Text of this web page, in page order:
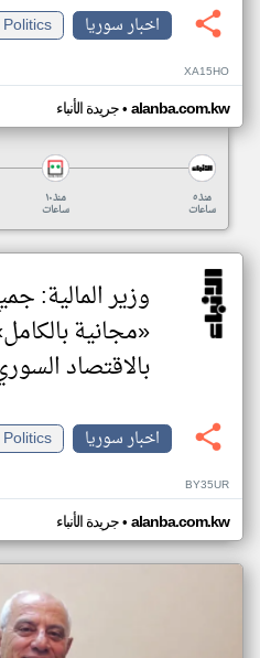
اخبار سوريا
Politics
XA15HO
جريدة الأنباء• alanba.com.kw
منذ ١٠
ساعات
منذ ٥
ساعات
وزير المالية:
«مجانية
بالاقتصاد
اخبار سوريا
Politics
BY35UR
جريدة الأنباء• alanba.com.kw